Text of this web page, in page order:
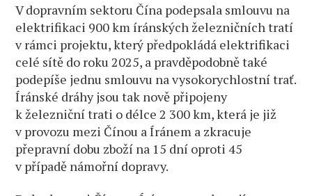
V dopravním sektoru Čína podepsala smlouvu na
elektrifikaci 900 km íránských železničních tratí
v rámci projektu, který předpokládá elektrifikaci
celé sítě do roku 2025, a pravděpodobně také
podepíše jednu smlouvu na vysokorychlostní trať.
Íránské dráhy jsou tak nově připojeny
k železniční trati o délce 2 300 km, která je již
v provozu mezi Čínou a Íránem a zkracuje
přepravní dobu zboží na 15 dní oproti 45
v případě námořní dopravy.